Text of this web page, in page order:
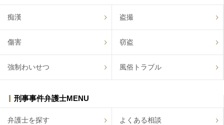
痴漢 盗撮
傷害 窃盗
強制わいせつ 風俗トラブル
刑事事件弁護士MENU
弁護士を探す よくある相談